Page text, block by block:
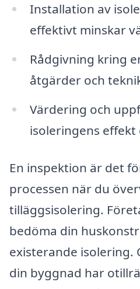
Installation av
effektivt minskar
Rådgivning kring
åtgärder och
Värdering och
isoleringens effekt
En inspektion är det
processen när du
tilläggsisolering.
bedöma din
existerande isolering.
din byggnad har